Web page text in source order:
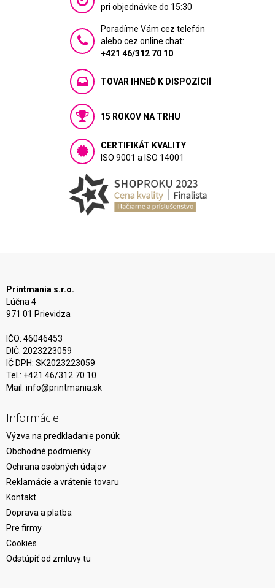
pri objednávke do 15:30
Poradíme Vám cez telefón
alebo cez online chat:
+421 46/312 70 10
TOVAR IHNEĎ K DISPOZÍCIÍ
15 ROKOV NA TRHU
CERTIFIKÁT KVALITY
ISO 9001 a ISO 14001
Printmania s.r.o.
Lúčna 4
971 01 Prievidza
IČO: 46046453
DIČ: 2023223059
IČ DPH: SK2023223059
Tel.: +421 46/312 70 10
Mail: info@printmania.sk
Informácie
Výzva na predkladanie ponúk
Obchodné podmienky
Ochrana osobných údajov
Reklamácie a vrátenie tovaru
Kontakt
Doprava a platba
Pre firmy
Cookies
Odstúpiť od zmluvy tu